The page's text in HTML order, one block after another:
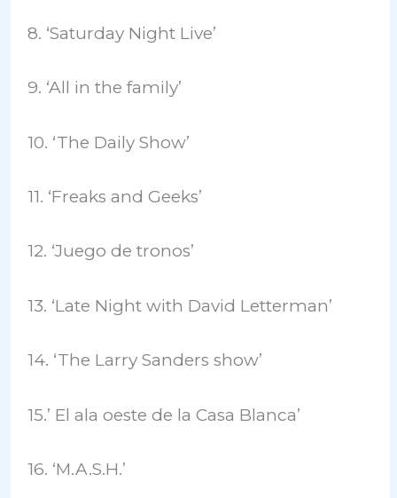
8. ‘Saturday Night Live’
9. ‘All in the family’
10. ‘The Daily Show’
11. ‘Freaks and Geeks’
12. ‘Juego de tronos’
13. ‘Late Night with David Letterman’
14. ‘The Larry Sanders show’
15.’ El ala oeste de la Casa Blanca’
16. ‘M.A.S.H.’